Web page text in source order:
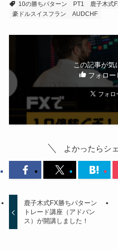
10の勝ちパターン
PT1 鹿子木式
豪ドルスイスフラン
AUDCHF
この記事が気
フォロー
よかったらシ
鹿子木式FX勝ちパターン
トレード講座（アドバン
ス）が開講しました！